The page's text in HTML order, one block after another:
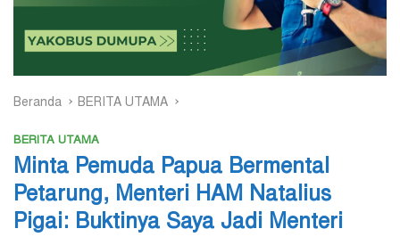
Beranda BERITA UTAMA
BERITA UTAMA
Minta Pemuda Papua Bermental
Petarung, Menteri HAM Natalius
Pigai: Buktinya Saya Jadi Menteri